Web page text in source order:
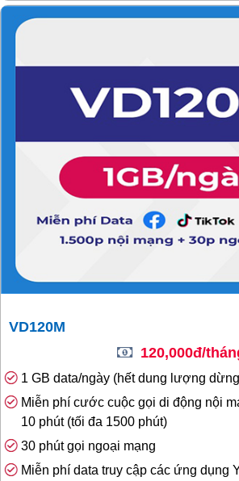
VD120M
120,000đ/
1 GB data/ngày (hết dung lượng
Miễn phí cước cuộc gọi di động nội
10 phút (tối đa 1500 phút)
30 phút gọi ngoại mạng
Miễn phí data truy cập các ứng dụng